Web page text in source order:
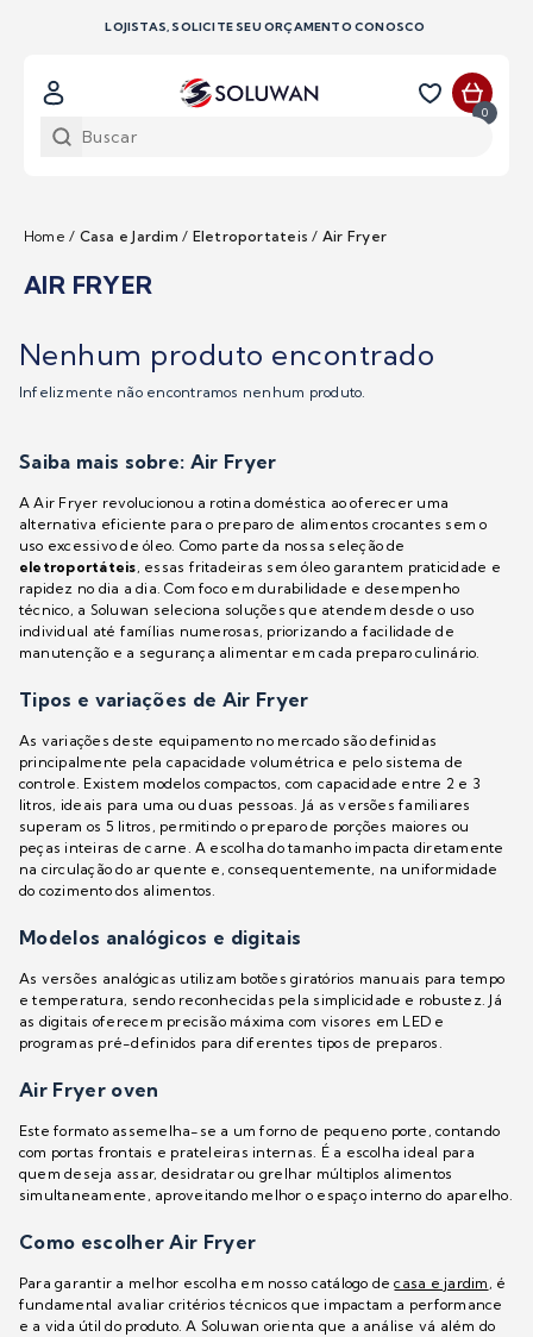
LOJISTAS, SOLICITE SEU ORÇAMENTO CONOSCO
0
Home / Casa e Jardim / Eletroportateis / Air Fryer
AIR FRYER
Nenhum produto encontrado
Infelizmente não encontramos nenhum produto.
Saiba mais sobre: Air Fryer
A Air Fryer revolucionou a rotina doméstica ao oferecer uma
alternativa eficiente para o preparo de alimentos crocantes sem o
uso excessivo de óleo. Como parte da nossa seleção de
eletroportáteis, essas fritadeiras sem óleo garantem praticidade e
rapidez no dia a dia. Com foco em durabilidade e desempenho
técnico, a Soluwan seleciona soluções que atendem desde o uso
individual até famílias numerosas, priorizando a facilidade de
manutenção e a segurança alimentar em cada preparo culinário.
Tipos e variações de Air Fryer
As variações deste equipamento no mercado são definidas
principalmente pela capacidade volumétrica e pelo sistema de
controle. Existem modelos compactos, com capacidade entre 2 e 3
litros, ideais para uma ou duas pessoas. Já as versões familiares
superam os 5 litros, permitindo o preparo de porções maiores ou
peças inteiras de carne. A escolha do tamanho impacta diretamente
na circulação do ar quente e, consequentemente, na uniformidade
do cozimento dos alimentos.
Modelos analógicos e digitais
As versões analógicas utilizam botões giratórios manuais para tempo
e temperatura, sendo reconhecidas pela simplicidade e robustez. Já
as digitais oferecem precisão máxima com visores em LED e
programas pré-definidos para diferentes tipos de preparos.
Air Fryer oven
Este formato assemelha-se a um forno de pequeno porte, contando
com portas frontais e prateleiras internas. É a escolha ideal para
quem deseja assar, desidratar ou grelhar múltiplos alimentos
simultaneamente, aproveitando melhor o espaço interno do aparelho.
Como escolher Air Fryer
Para garantir a melhor escolha em nosso catálogo decasa e jardim , é
fundamental avaliar critérios técnicos que impactam a performance
e a vida útil do produto. A Soluwan orienta que a análise vá além do